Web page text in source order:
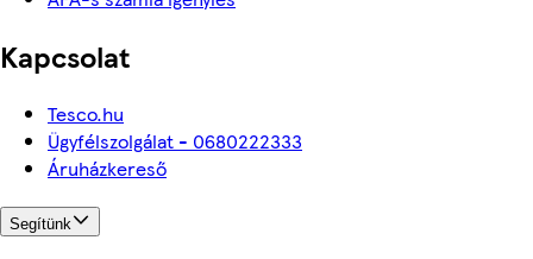
Kapcsolat
Tesco.hu
Ügyfélszolgálat - 0680222333
Áruházkereső
Segítünk